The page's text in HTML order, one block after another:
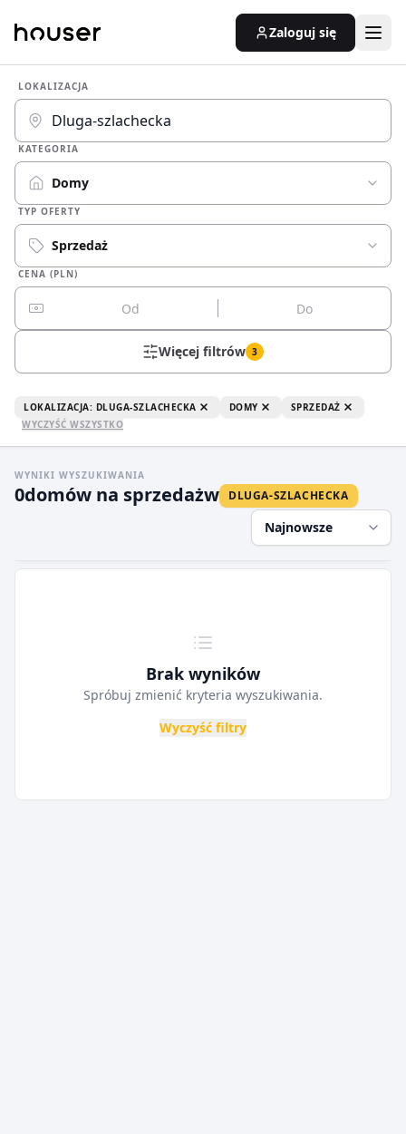
Zaloguj się
LOKALIZACJA
KATEGORIA
Domy
TYP OFERTY
Sprzedaż
CENA (PLN)
Więcej filtrów 3
LOKALIZACJA: DLUGA-SZLACHECKA DOMY
SPRZEDAŻ
WYCZYŚĆ WSZYSTKO
WYNIKI WYSZUKIWANIA
0domów na sprzedażw DLUGA-SZLACHECKA
Najnowsze
Brak wyników
Spróbuj zmienić kryteria wyszukiwania.
Wyczyść filtry